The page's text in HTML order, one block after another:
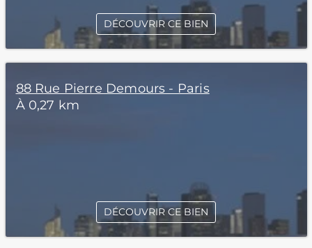
DÉCOUVRIR CE BIEN
88 Rue Pierre Demours - Paris
À 0,27 km
DÉCOUVRIR CE BIEN